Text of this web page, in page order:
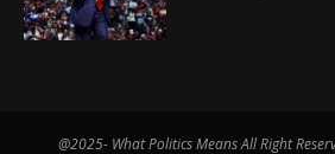
@2025- What Politics Means All Right